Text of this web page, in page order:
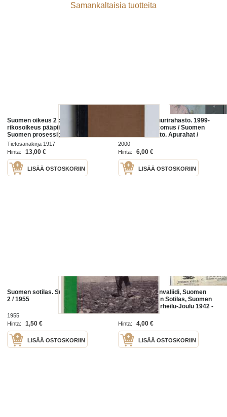
Samankaltaisia tuotteita
Suomen oikeus 2 : Suomen
rikosoikeus pääpiirteittäin ;
Suomen prosessioikeus
pääpiirteittäin ; Suomen
konkurssioikeus pääpiirteittäin ;
Suomen esineoikeus pääpiir...
Tietosanakirja 1917
Hinta:
13,00 €
LISÄÄ OSTOSKORIIN
Suomen Kulttuurirahasto. 1999-
2000Vuosikertomus / Suomen
Kulttuurirahasto. Apurahat /
Suomen Kulttuurirahasto.
Apurahat toimintavuonna ... /
Suomen
2000
Hinta:
6,00 €
LISÄÄ OSTOSKORIIN
Suomen sotilas. Suomen mies. N:o
2 / 1955
1955
Hinta:
1,50 €
LISÄÄ OSTOSKORIIN
SPR,Suomen Invaliidi, Suomen
Heimo, Suomen Sotilas, Suomen
Aliupseeri ja Urheilu-Joulu 1942 -
firmalomake 6 kpl
Hinta: 4,00 €
LISÄÄ OSTOSKORIIN